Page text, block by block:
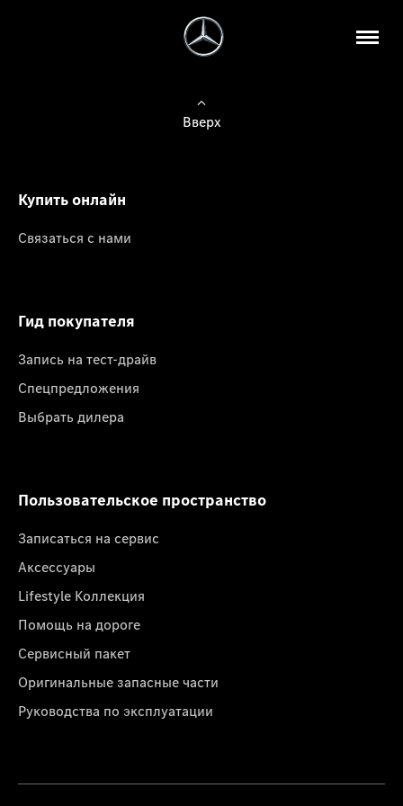
Вверх
Купить онлайн
Связаться с нами
Гид покупателя
Запись на тест-драйв
Спецпредложения
Выбрать дилера
Пользовательское пространство
Записаться на сервис
Аксессуары
Lifestyle Коллекция
Помощь на дороге
Сервисный пакет
Оригинальные запасные части
Руководства по эксплуатации